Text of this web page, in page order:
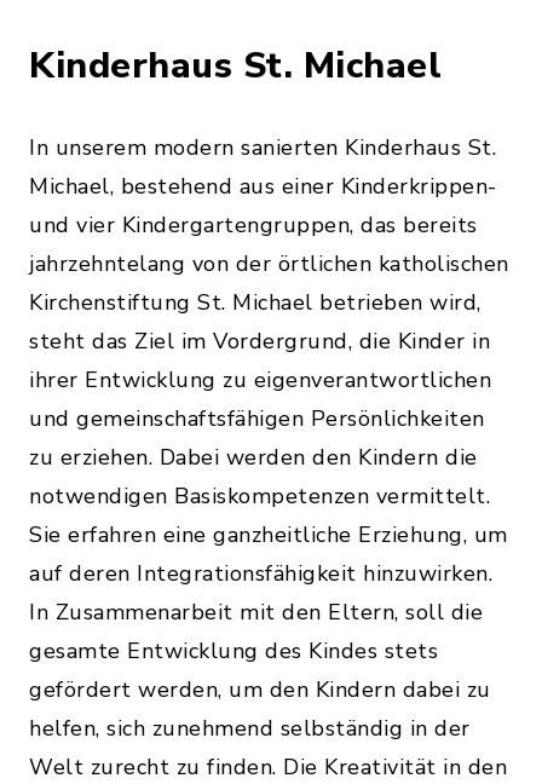
Kinderhaus St. Michael
In unserem modern sanierten Kinderhaus St.
Michael, bestehend aus einer Kinderkrippen-
und vier Kindergartengruppen, das bereits
jahrzehntelang von der örtlichen katholischen
Kirchenstiftung St. Michael betrieben wird,
steht das Ziel im Vordergrund, die Kinder in
ihrer Entwicklung zu eigenverantwortlichen
und gemeinschaftsfähigen Persönlichkeiten
zu erziehen. Dabei werden den Kindern die
notwendigen Basiskompetenzen vermittelt.
Sie erfahren eine ganzheitliche Erziehung, um
auf deren Integrationsfähigkeit hinzuwirken.
In Zusammenarbeit mit den Eltern, soll die
gesamte Entwicklung des Kindes stets
gefördert werden, um den Kindern dabei zu
helfen, sich zunehmend selbständig in der
Welt zurecht zu finden. Die Kreativität in den